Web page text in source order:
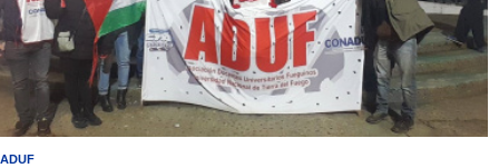
ADUF